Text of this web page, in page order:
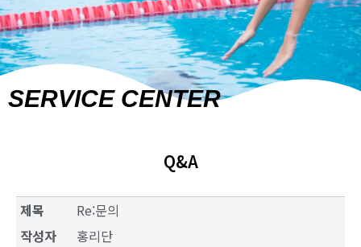
SERVICE CENTER
Q&A
제목
Re:문의
작성자
홍리단